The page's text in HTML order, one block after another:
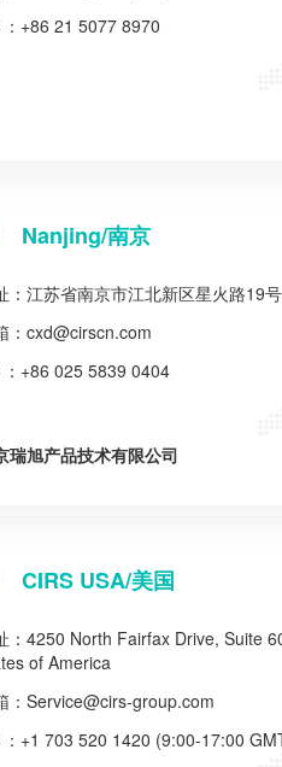
+86 21 5077 8970
Nanjing/南京
：江苏省南京市江北新区星火路19
： cxd@cirscn.com
：+86 025 5839 0404
瑞旭产品技术有限公司
CIRS USA/美国
：4250 North Fairfax Drive, Suite
of America
： Service@cirs-group.com
：+1 703 520 1420 (9:00-17:00